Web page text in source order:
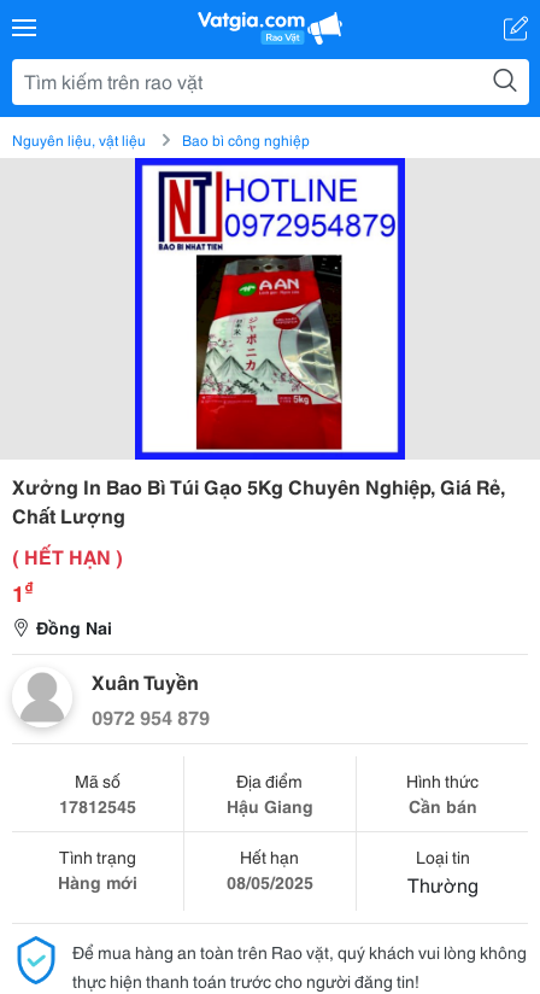
Nguyên liệu, vật liệu Bao bì công nghiệp
Xưởng In Bao Bì Túi Gạo 5Kg Chuyên Nghiệp, Giá Rẻ,
Chất Lượng
( HẾT HẠN )
1 ₫
Đồng Nai
Xuân Tuyền
0972 954 879
Mã số
17812545
Địa điểm
Hậu Giang
Hình thức
Cần bán
Tình trạng
Hàng mới
Hết hạn
08/05/2025
Loại tin
Thường
Để mua hàng an toàn trên Rao vặt, quý khách vui lòng không
thực hiện thanh toán trước cho người đăng tin!